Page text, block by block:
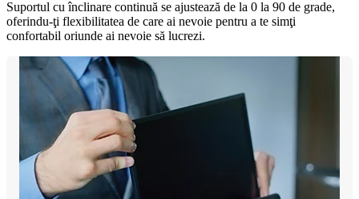
Suportul cu înclinare continuă se ajustează de la 0 la 90 de grade,
oferindu-ţi flexibilitatea de care ai nevoie pentru a te simţi
confortabil oriunde ai nevoie să lucrezi.